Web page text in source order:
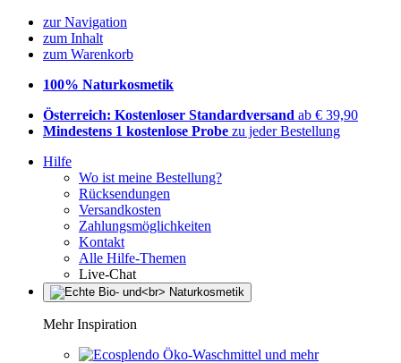
zur Navigation
zum Inhalt
zum Warenkorb
100% Naturkosmetik
Österreich: Kostenloser Standardversand ab € 39,90
Mindestens 1 kostenlose Probe zu jeder Bestellung
Hilfe
Wo ist meine Bestellung?
Rücksendungen
Versandkosten
Zahlungsmöglichkeiten
Kontakt
Alle Hilfe-Themen
Live-Chat
Mehr Inspiration
Öko-Waschmittel und mehr